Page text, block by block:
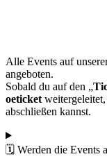
Alle Events auf
angeboten.
Sobald du auf den „
oeticketweitergeleitet,
abschließen kannst.
🗓️ Werden die Events